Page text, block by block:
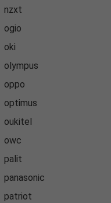
nzxt
ogio
oki
olympus
oppo
optimus
oukitel
owc
palit
panasonic
patriot